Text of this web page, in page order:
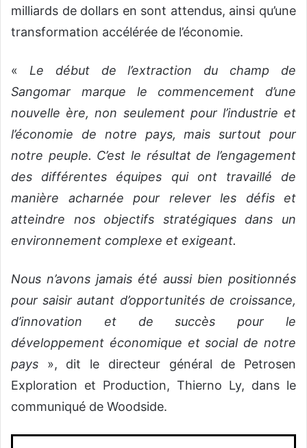
milliards de dollars en sont attendus, ainsi qu’une
transformation accélérée de l’économie.
« Le début de l’extraction du champ de
Sangomar marque le commencement d’une
nouvelle ère, non seulement pour l’industrie et
l’économie de notre pays, mais surtout pour
notre peuple. C’est le résultat de l’engagement
des différentes équipes qui ont travaillé de
manière acharnée pour relever les défis et
atteindre nos objectifs stratégiques dans un
environnement complexe et exigeant.
Nous n’avons jamais été aussi bien positionnés
pour saisir autant d’opportunités de croissance,
d’innovation et de succès pour le
développement économique et social de notre
pays », dit le directeur général de Petrosen
Exploration et Production, Thierno Ly, dans le
communiqué de Woodside.